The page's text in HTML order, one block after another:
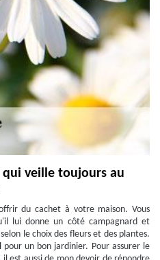
veille toujours au
du cachet à votre maison. Vous
lui donne un côté campagnard et
le choix des fleurs et des plantes.
un bon jardinier. Pour assurer le